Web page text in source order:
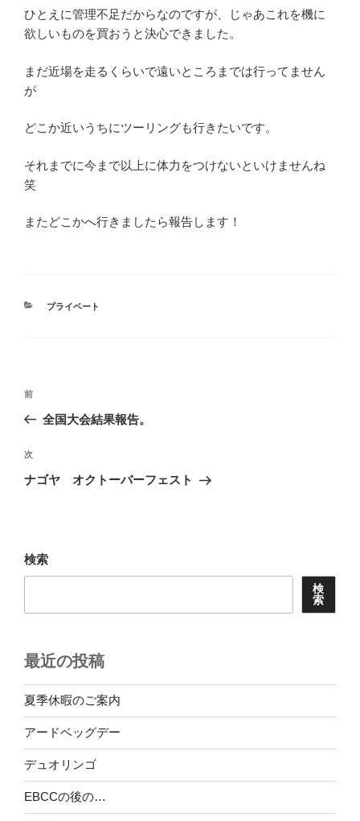
ひとえに管理不足だからなのですが、じゃあこれを機に
欲しいものを買おうと決心できました。
まだ近場を走るくらいで遠いところまでは行ってません
が
どこか近いうちにツーリングも行きたいです。
それまでに今まで以上に体力をつけないといけませんね
笑
またどこかへ行きましたら報告します！
カ
プライベート
投
ビ
ゲ
ン
前
の
稿
前
全国大会結果報告。
次
の
次
ナゴヤ オクトーバーフェスト
検索
検
索
最近の投稿
夏季休暇のご案内
アードベッグデー
デュオリンゴ
EBCCの後の…